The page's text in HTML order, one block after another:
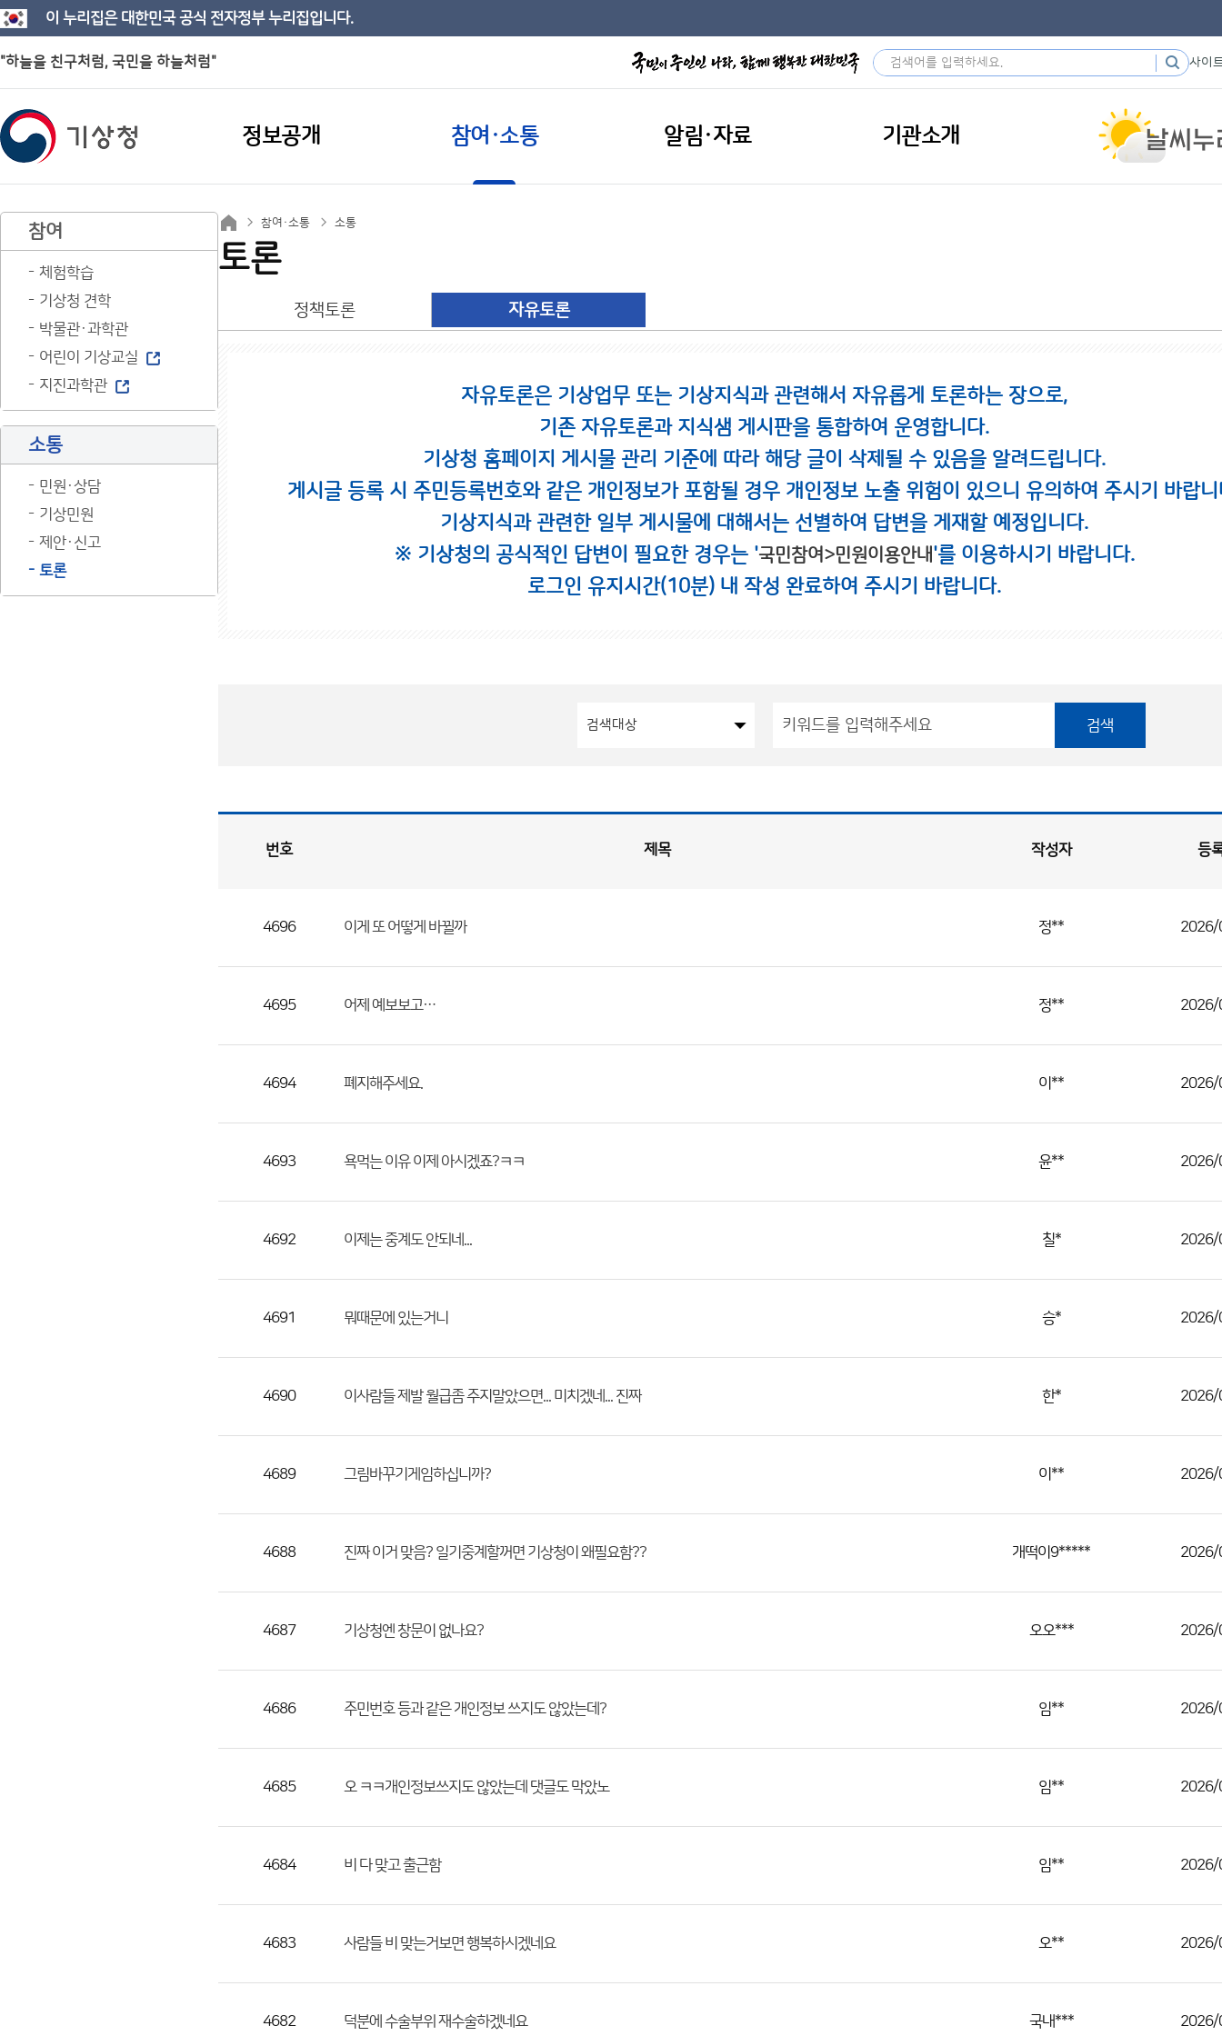
이 누리집은 대한민국 공식 전자정부 누리집입니다.
"하늘을 친구처럼, 국민을 하늘처럼" 사이
정보공개 참여·소통 알림·자료 기관소개
참여
체험학습
기상청 견학
박물관·과학관
어린이 기상교실
지진과학관
소통
민원·상담
기상민원
제안·신고
토론
참여·소통 소통
토론
정책토론 자유토론
자유토론은 기상업무 또는 기상지식과 관련해서 자유롭게 토론하는 장으로,
기존 자유토론과 지식샘 게시판을 통합하여 운영합니다.
기상청 홈페이지 게시물 관리 기준에 따라 해당 글이 삭제될 수 있음을 알려드립니다.
게시글 등록 시 주민등록번호와 같은 개인정보가 포함될 경우 개인정보 노출 위험이 있으니 유의하여 주시기 바랍니
기상지식과 관련한 일부 게시물에 대해서는 선별하여 답변을 게재할 예정입니다.
※ 기상청의 공식적인 답변이 필요한 경우는 '국민참여>민원이용안내'를 이용하시기 바랍니다.
로그인 유지시간(10분) 내 작성 완료하여 주시기 바랍니다.
검색
로
제
성
다.
번호 제목 작성자 등
4696 이게 또 어떻게 바뀔까 정** 2026/
4695 어제 예보보고… 정** 2026/
4694 폐지해주세요. 이** 2026/
4693 욕먹는 이유 이제 아시겠죠?ㅋㅋ 윤** 2026/
4692 이제는 중계도 안되네... 칠* 2026/
4691 뭐때문에 있는거니 승* 2026/
4690 이사람들 제발 월급좀 주지말았으면... 미치겠네... 진짜 한* 2026/
4689 그림바꾸기게임하십니까? 이** 2026/
4688 진짜 이거 맞음? 일기중계할꺼면 기상청이 왜필요함?? 개떡이9***** 2026/
4687 기상청엔 창문이 없나요? 오오*** 2026/
4686 주민번호 등과 같은 개인정보 쓰지도 않았는데? 임** 2026/
4685 오 ㅋㅋ개인정보쓰지도 않았는데 댓글도 막았노 임** 2026/
4684 비 다 맞고 출근함 임** 2026/
4683 사람들 비 맞는거보면 행복하시겠네요 오** 2026/
4682 덕분에 수술부위 재수술하겠네요 국내*** 2026/